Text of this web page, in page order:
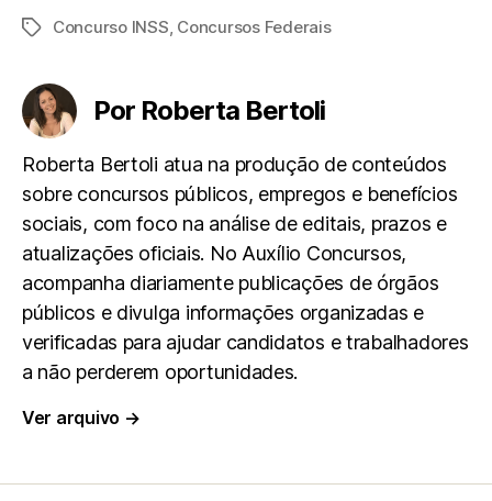
o
o
A
p
r
m
TagsConcurso INSS, Concursos Federais
Por Roberta Bertoli
Roberta Bertoli atua na produção de conteúdos
sobre concursos públicos, empregos e benefícios
sociais, com foco na análise de editais, prazos e
atualizações oficiais. No Auxílio Concursos,
acompanha diariamente publicações de órgãos
públicos e divulga informações organizadas e
verificadas para ajudar candidatos e trabalhadores
a não perderem oportunidades.
Ver arquivo →